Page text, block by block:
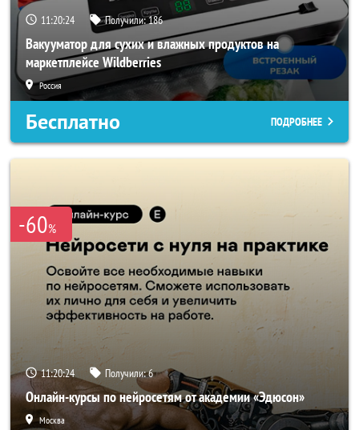
11:20:22 Получили:186
Вакууматор для сухих и влажных продуктов на
маркетплейсе Wildberries
Россия
Бесплатно ПОДРОБНЕЕ
-60%
11:20:22 Получили:6
Онлайн-курсы по нейросетям от академии «Эдюсон»
Москва